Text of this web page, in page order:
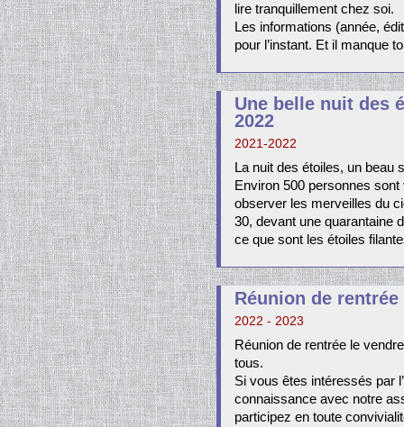
lire tranquillement chez soi.
Les informations (année,
pour l’instant. Et il manque
Une belle nuit des
2022
2021-2022
La nuit des étoiles, un beau
Environ 500 personnes
observer les merveilles du
30, devant une quarantaine
ce que sont les étoiles
Réunion de
2022 - 2023
Réunion de rentrée le
tous.
Si vous êtes intéressés par
connaissance avec notre
participez en toute